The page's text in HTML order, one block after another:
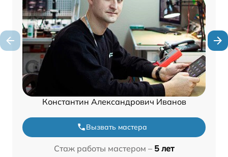
Константин Александрович Иванов
Вызвать мастера
Стаж работы мастером – 5 лет